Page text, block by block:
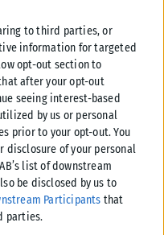
to third parties, or
information for targeted
opt-out section to
after your opt-out
seeing interest-based
by us or personal
prior to your opt-out. You
disclosure of your personal
list of downstream
be disclosed by us to
Participants that
parties.
μετά το πέρασμα της
χθες, Τετάρτη
περιοχή του Πόρτο Γερμενού,